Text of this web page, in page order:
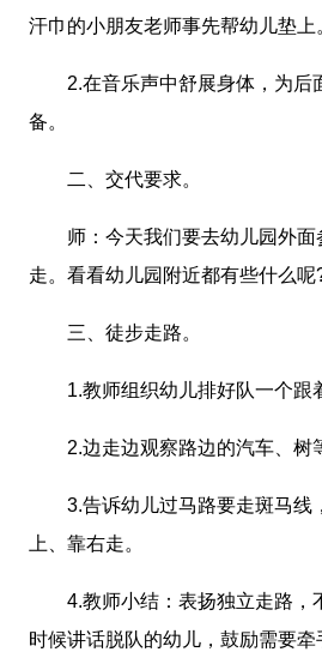
汗巾的小朋友老师事先帮幼儿垫上
2.在音乐声中舒展身体，为后
备。
二、交代要求。
师：今天我们要去幼儿园外面
走。看看幼儿园附近都有些什么呢
三、徒步走路。
1.教师组织幼儿排好队一个跟
2.边走边观察路边的汽车、树等
3.告诉幼儿过马路要走斑马线
上、靠右走。
4.教师小结：表扬独立走路，
时候讲话脱队的幼儿，鼓励需要